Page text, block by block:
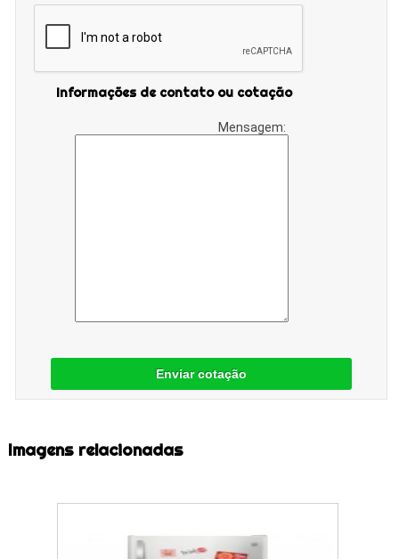
Informações de contato ou cotação
Mensagem:
Enviar cotação
Imagens relacionadas